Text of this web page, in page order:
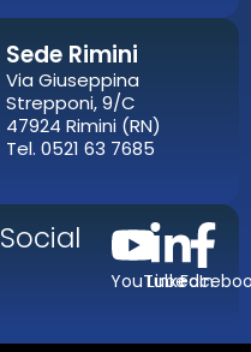
Sede Rimini
Via Giuseppina
Strepponi, 9/C
47924 Rimini (RN)
Tel. 0521 63 7685
Social
YouTube
LinkedIn